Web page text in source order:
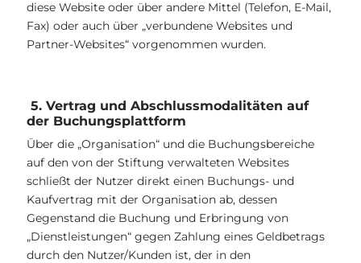
diese Website oder über andere Mittel (Telefon, E-Mail,
Fax) oder auch über „verbundene Websites und
Partner-Websites“ vorgenommen wurden.
5. Vertrag und Abschlussmodalitäten auf
der Buchungsplattform
Über die „Organisation“ und die Buchungsbereiche
auf den von der Stiftung verwalteten Websites
schließt der Nutzer direkt einen Buchungs- und
Kaufvertrag mit der Organisation ab, dessen
Gegenstand die Buchung und Erbringung von
„Dienstleistungen“ gegen Zahlung eines Geldbetrags
durch den Nutzer/Kunden ist, der in den